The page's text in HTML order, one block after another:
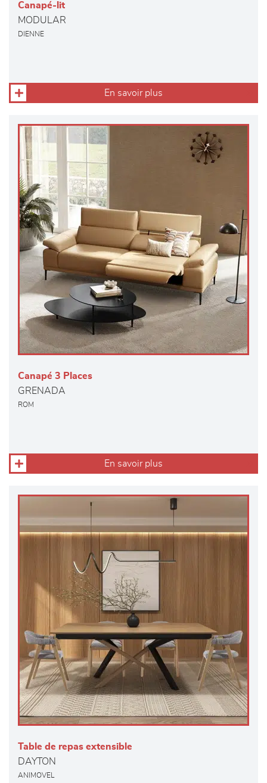
Canapé-lit
MODULAR
DIENNE
En savoir plus
Canapé 3 Places
GRENADA
ROM
En savoir plus
Table de repas extensible
DAYTON
ANIMOVEL